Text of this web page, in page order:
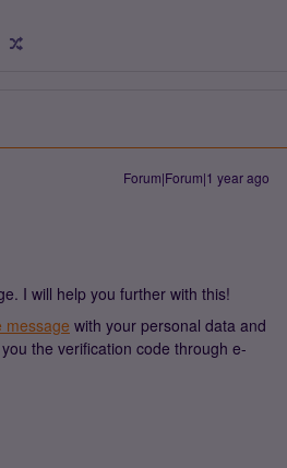
Forum|Forum|1 year ago
I will help you further with this!
message with your personal data and
the verification code through e-